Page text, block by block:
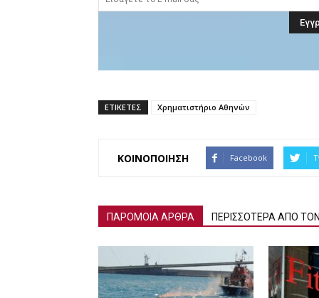
ΕΤΙΚΕΤΕΣ Χρηματιστήριο Αθηνών
ΚΟΙΝΟΠΟΙΗΣΗ Facebook
ΠΑΡΟΜΟΙΑ ΑΡΘΡΑ ΠΕΡΙΣΣΟΤΕΡΑ ΑΠΟ